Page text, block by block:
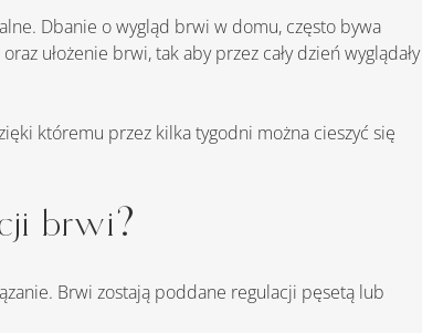
ułożenie brwi, tak aby przez cały dzień wyglądały
brwi?